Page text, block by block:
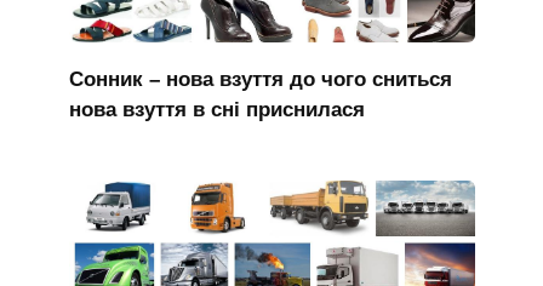
Сонник – нова взуття до чого сниться
нова взуття в сні приснилася